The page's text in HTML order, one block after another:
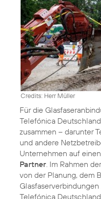
Credits: Herr Müller
Für die
Telefónica
zusammen – darunter
und andere
Unternehmen auf einen
Partner. Im Rahmen
von der Planung, dem
Telefónica